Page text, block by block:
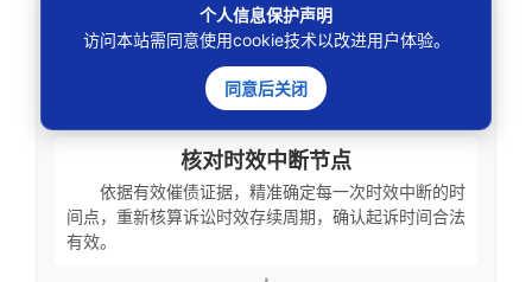
剔除无内容佐证的通话记录、空白沟通记录等无效
证据，避免因举证瑕疵导致时效中断主张不被法院采
↓
核对时效中断节点
依据有效催债证据，精准确定每一次时效中断的时
间点，重新核算诉讼时效存续周期，确认起诉时间合法
有效。
个人信息保护声明
访问本站需同意使用cookie技术以改进用户体验。
同意后关闭